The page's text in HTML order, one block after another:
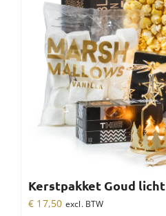
Kerstpakket Goud licht
€ 17,50 excl. BTW